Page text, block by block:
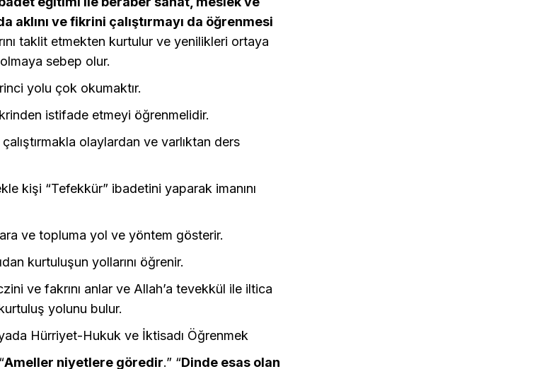
aklını ve fikrini çalıştırmayı da öğrenmesi
taklit etmekten kurtulur ve yenilikleri ortaya
sebep olur.
yolu çok okumaktır.
istifade etmeyi öğrenmelidir.
olaylardan ve varlıktan ders
kişi “Tefekkür” ibadetini yaparak imanını
ve topluma yol ve yöntem gösterir.
kurtuluşun yollarını öğrenir.
ve fakrını anlar ve Allah’a tevekkül ile iltica
yolunu bulur.
Hürriyet-Hukuk ve İktisadı Öğrenmek
Ameller niyetlere göredir.” “Dinde esas olan